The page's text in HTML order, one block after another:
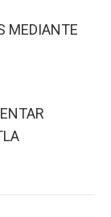
MEDIANTE